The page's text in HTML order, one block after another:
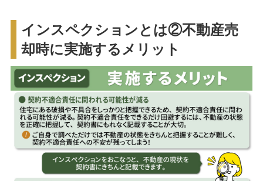
インスペクションとは②不動産売
却時に実施するメリット